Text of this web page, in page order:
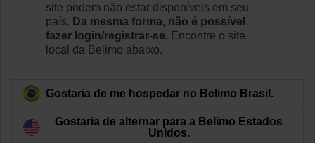
Saiba Mais
Voltar para categoria de produto
site podem não estar disponíveis em seu
país. Da mesma forma, não é possível
fazer login/registrar-se. Encontre o site
local da Belimo abaixo.
Gostaria de me hospedar no Belimo Brasil.
Gostaria de alternar para a Belimo Estados
Unidos.